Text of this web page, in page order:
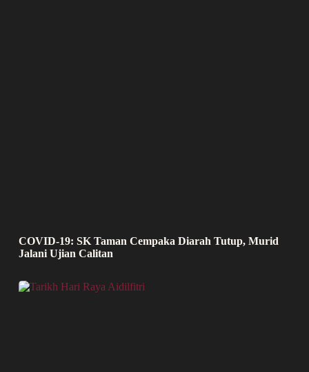
COVID-19: SK Taman Cempaka Diarah Tutup, Murid
Jalani Ujian Calitan